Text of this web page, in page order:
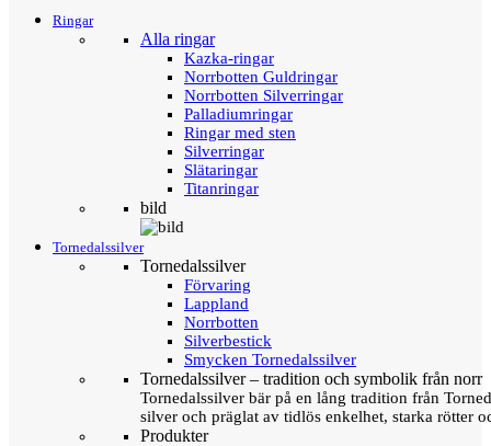
Ringar
Alla ringar
Kazka-ringar
Norrbotten Guldringar
Norrbotten Silverringar
Palladiumringar
Ringar med sten
Silverringar
Slätaringar
Titanringar
bild
Tornedalssilver
Tornedalssilver
Förvaring
Lappland
Norrbotten
Silverbestick
Smycken Tornedalssilver
Tornedalssilver – tradition och symbolik från norr
Tornedalssilver bär på en lång tradition från
silver och präglat av tidlös enkelhet, starka rötter
Produkter